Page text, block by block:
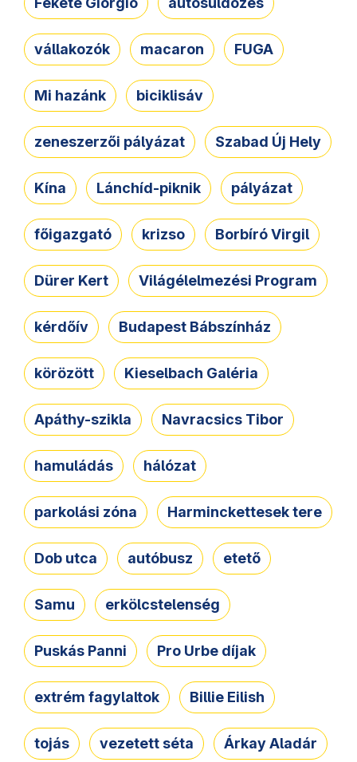
vállakozók macaron FUGA
Mi hazánk biciklisáv
zeneszerzői pályázat Szabad Új Hely
Kína Lánchíd-piknik pályázat
főigazgató krizso Borbíró Virgil
Dürer Kert Világélelmezési Program
kérdőív Budapest Bábszínház
körözött Kieselbach Galéria
Apáthy-szikla Navracsics Tibor
hamuládás hálózat
parkolási zóna Harminckettesek tere
Dob utca autóbusz etető
Samu erkölcstelenség
Puskás Panni Pro Urbe díjak
extrém fagylaltok Billie Eilish
tojás vezetett séta Árkay Aladár